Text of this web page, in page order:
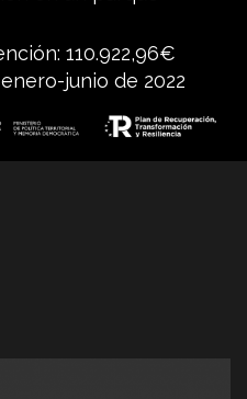
110.922,96€
junio de 2022